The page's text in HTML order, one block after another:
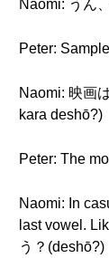
Naomi: うん
Peter:
Naomi: 映画
kara deshō?)
Peter: The
Naomi: In
last vowel.
う？(deshō?)